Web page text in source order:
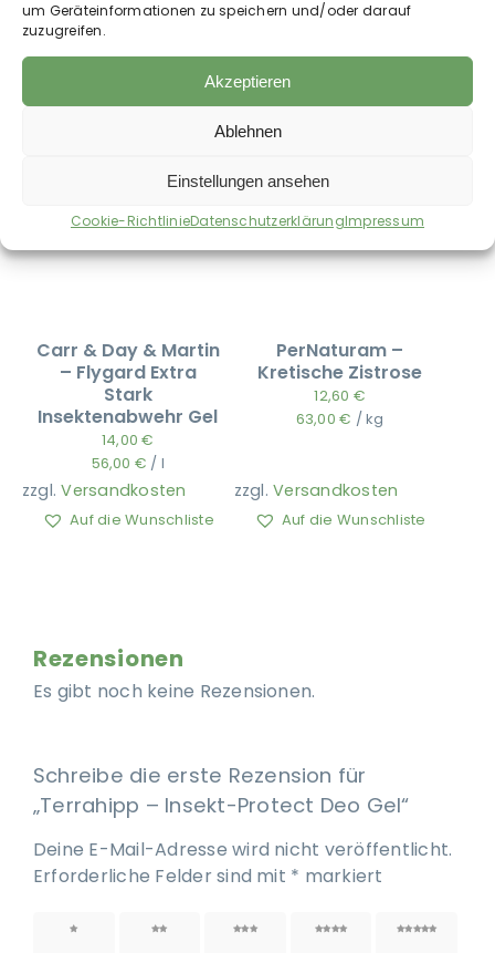
um Geräteinformationen zu speichern und/oder darauf
zuzugreifen.
Akzeptieren
Ablehnen
Einstellungen ansehen
Cookie-RichtlinieDatenschutzerklärungImpressum
Auch im Shop erhältlich:
Carr & Day & Martin
– Flygard Extra
Stark
Insektenabwehr Gel
14,00€
56,00 € / l
zzgl.Versandkosten
Auf die Wunschliste
PerNaturam –
Kretische Zistrose
12,60 €
63,00€ /kg
zzgl.Versandkosten
Auf die Wunschliste
Rezensionen
Es gibt noch keine Rezensionen.
Schreibe die erste Rezension für
„Terrahipp – Insekt-Protect Deo Gel“
Deine E-Mail-Adresse wird nicht veröffentlicht.
Erforderliche Felder sind mit * markiert
1 von 2 von 3 von 4 von 5 von